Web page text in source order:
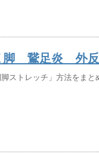
鵞足炎 外反
脚ストレッチ」方法をまと